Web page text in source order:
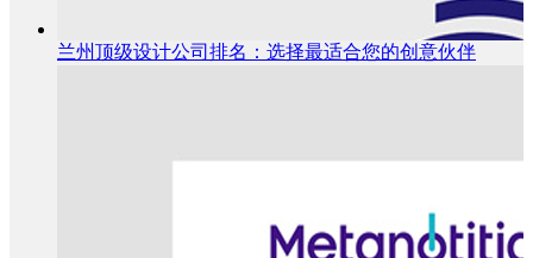
兰州顶级设计公司排名：选择最适合您的创意伙伴